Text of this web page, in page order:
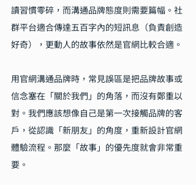
讀習慣零碎，而溝通品牌態度則需要篇幅。社
群平台適合傳達五百字內的短訊息（負責創造
好奇），更動人的故事依然是官網比較合適。
用官網溝通品牌時，常見誤區是把品牌故事或
信念塞在「關於我們」的角落，而沒有鄭重以
對。我們應該想像自己是第一次接觸品牌的客
戶，從認識「新朋友」的角度，重新設計官網
體驗流程。那麼「故事」的優先度就會非常重
要。